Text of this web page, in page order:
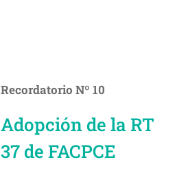
Recordatorio Nº 10
Adopción de la RT
37 de FACPCE